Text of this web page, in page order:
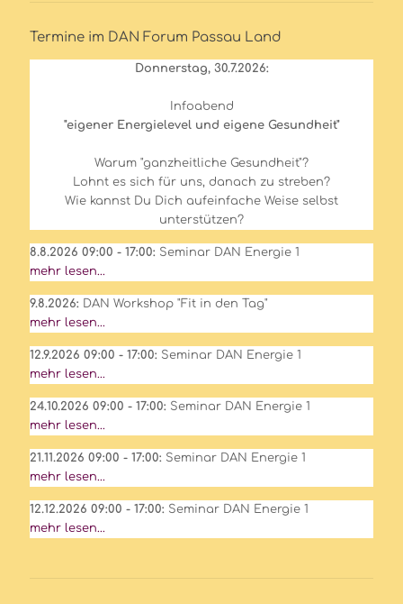
Termine im DAN Forum Passau Land
Donnerstag, 30.7.2026:
Infoabend
"eigener Energielevel und eigene Gesundheit"
Warum "ganzheitliche Gesundheit"?
Lohnt es sich für uns, danach zu streben?
Wie kannst Du Dich aufeinfache Weise selbst
unterstützen?
8.8.2026 09:00 - 17:00: Seminar DAN Energie 1
mehr lesen...
9.8.2026: DAN Workshop "Fit in den Tag"
mehr lesen...
12.9.2026 09:00 - 17:00: Seminar DAN Energie 1
mehr lesen...
24.10.2026 09:00 - 17:00: Seminar DAN Energie 1
mehr lesen...
21.11.2026 09:00 - 17:00: Seminar DAN Energie 1
mehr lesen...
12.12.2026 09:00 - 17:00: Seminar DAN Energie 1
mehr lesen...